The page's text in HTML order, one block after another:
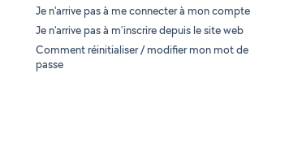
Je n'arrive pas à me connecter à mon compte
Je n'arrive pas à m'inscrire depuis le site web
Comment réinitialiser / modifier mon mot de
passe